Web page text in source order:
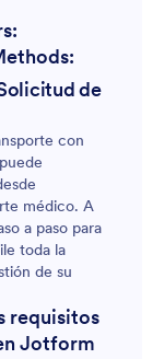
de
con
médico. A
a paso para
toda la
de su
requisitos
Jotform